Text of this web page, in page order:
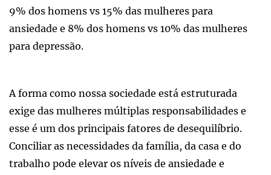
9% dos homens vs 15% das mulheres para
ansiedade e 8% dos homens vs 10% das mulheres
para depressão.
A forma como nossa sociedade está estruturada
exige das mulheres múltiplas responsabilidades e
esse é um dos principais fatores de desequilíbrio.
Conciliar as necessidades da família, da casa e do
trabalho pode elevar os níveis de ansiedade e